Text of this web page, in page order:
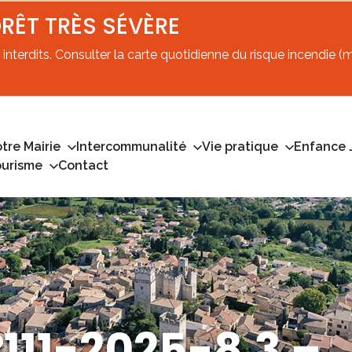
TRÈS SÉVÈRE
Consulter la carte quotidienne du risque incendie
Mairie Intercommunalité Vie pratique
Enfance
Contact